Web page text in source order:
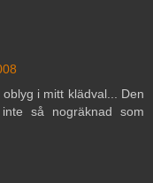
i mitt klädval... Den
så nogräknad som